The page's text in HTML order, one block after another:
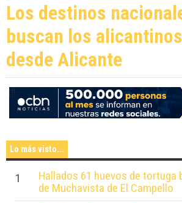
Los destinos
buscan los
desde Alicante
Lo más visto...
1
Hallados 61 huevos de tortuga
de Muchavista de El Campello